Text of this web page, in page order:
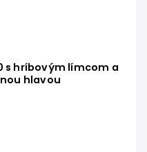
s hríbovým límcom a
hlavou